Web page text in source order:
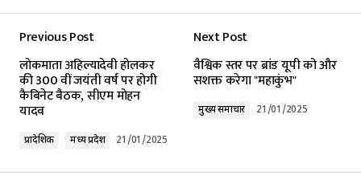
Previous Post
लोकमाता अहिल्यादेवी होलकर
की 300 वीं जयंती वर्ष पर होगी
कैबिनेट बैठक, सीएम मोहन
यादव
प्रादेशिक मध्य प्रदेश 21/01/2025
Next Post
वैश्विक स्तर पर ब्रांड यूपी को और
सशक्त करेगा "महाकुंभ"
मुख्य समाचार 21/01/2025